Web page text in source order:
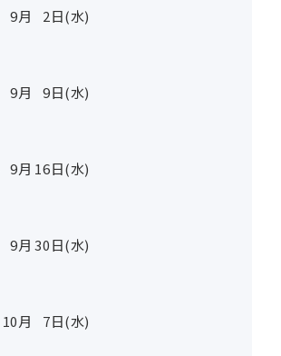
9月 2日(水)
9月 9日(水)
9月 16日(水)
9月 30日(水)
10月 7日(水)